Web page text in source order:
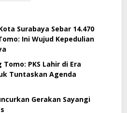
Surabaya Sebar 14.470
Ini Wujud Kepedulian
Tomo: PKS Lahir di Era
Tuntaskan Agenda
Gerakan Sayangi